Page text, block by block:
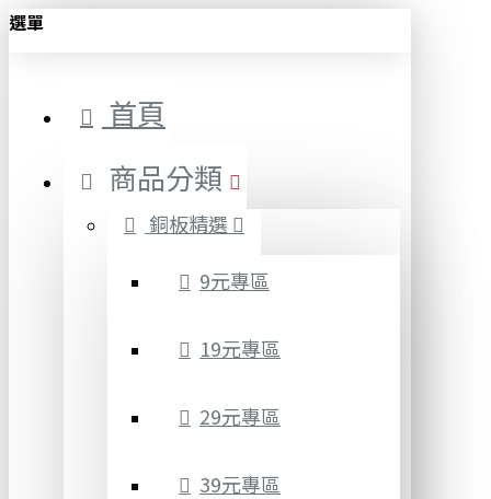
選單
首頁
商品分類
銅板精選
9元專區
19元專區
29元專區
39元專區